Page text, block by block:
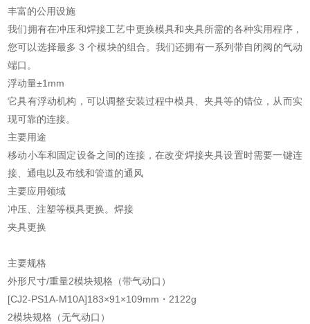
丰富的公用设施
我们拥有在冲压和焊接工艺中更换模具和夹具所需的各种实用程序，
您可以选择最多 3 个模块的组合。我们还拥有一系列带自闭阀的气动
端口。
浮动量±1mm
它具有浮动机构，可以调整安装过程中模具、夹具等的错位，从而实
现可靠的连接。
主要用途
移动小车和固定设备之间的连接，在改变焊接夹具设置时需要一键连
接、通电以及布线和管道的通风
主要应用领域
冲压、注塑等模具更换。焊接
夹具更换
主要规格
外形尺寸/重量2模块规格（带气动口）
[CJ2-PS1A-M10A]183×91×109mm・2122g
2模块规格（无气动口）